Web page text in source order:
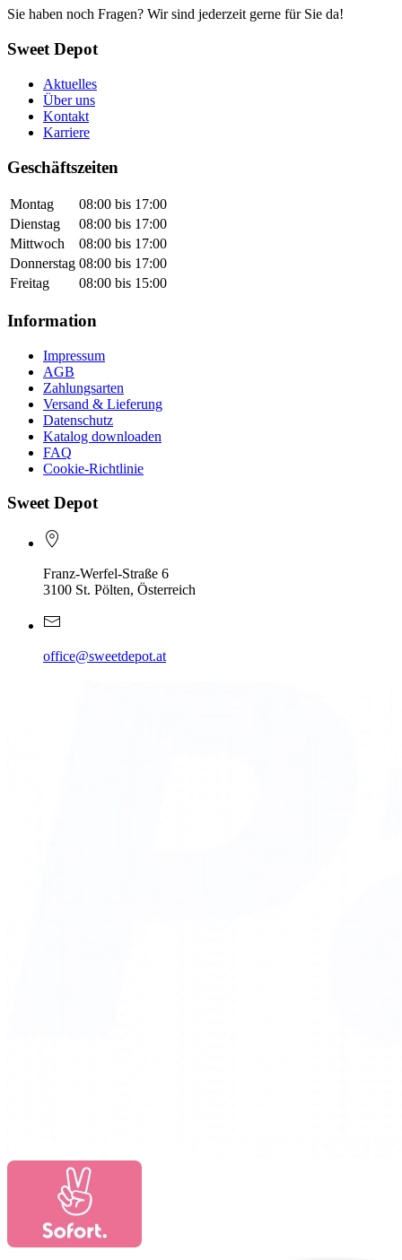
Sie haben noch Fragen? Wir sind jederzeit gerne für Sie da!
Sweet Depot
Aktuelles
Über uns
Kontakt
Karriere
Geschäftszeiten
Montag
08:00 bis 17:00
Dienstag
08:00 bis 17:00
Mittwoch
08:00 bis 17:00
Donnerstag 08:00 bis 17:00
Freitag
08:00 bis 15:00
Information
Impressum
AGB
Zahlungsarten
Versand & Lieferung
Datenschutz
Katalog downloaden
FAQ
Cookie-Richtlinie
Sweet Depot
Franz-Werfel-Straße 6
3100 St. Pölten, Österreich
office@sweetdepot.at